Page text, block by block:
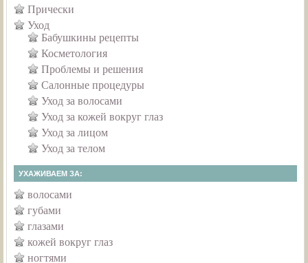
Прически
Уход
Бабушкины рецепты
Косметология
Проблемы и решения
Салонные процедуры
Уход за волосами
Уход за кожей вокруг глаз
Уход за лицом
Уход за телом
УХАЖИВАЕМ ЗА:
волосами
губами
глазами
кожей вокруг глаз
ногтями